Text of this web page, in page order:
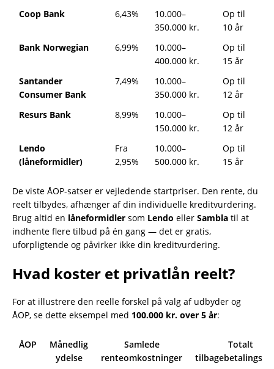
Coop Bank 6,43%
10.000–
350.000 kr.
Op til
10 år
Bank Norwegian
6,99%
10.000–
400.000 kr.
Op til
15 år
Santander
Consumer Bank
7,49%
10.000–
350.000 kr.
Op til
12 år
Resurs Bank
8,99%
10.000–
150.000 kr.
Op til
12 år
Lendo
(låneformidler)
Fra
2,95%
10.000–
500.000 kr.
Op til
15 år
De viste ÅOP-satser er vejledende startpriser. Den rente, du
reelt tilbydes, afhænger af din individuelle kreditvurdering.
Brug altid en låneformidler som Lendo eller Sambla til at
indhente flere tilbud på én gang — det er gratis,
uforpligtende og påvirker ikke din kreditvurdering.
Hvad koster et privatlån reelt?
For at illustrere den reelle forskel på valg af udbyder og
ÅOP, se dette eksempel med 100.000 kr. over 5 år:
ÅOP
Månedlig
ydelse
Samlede
renteomkostninger
Totalt